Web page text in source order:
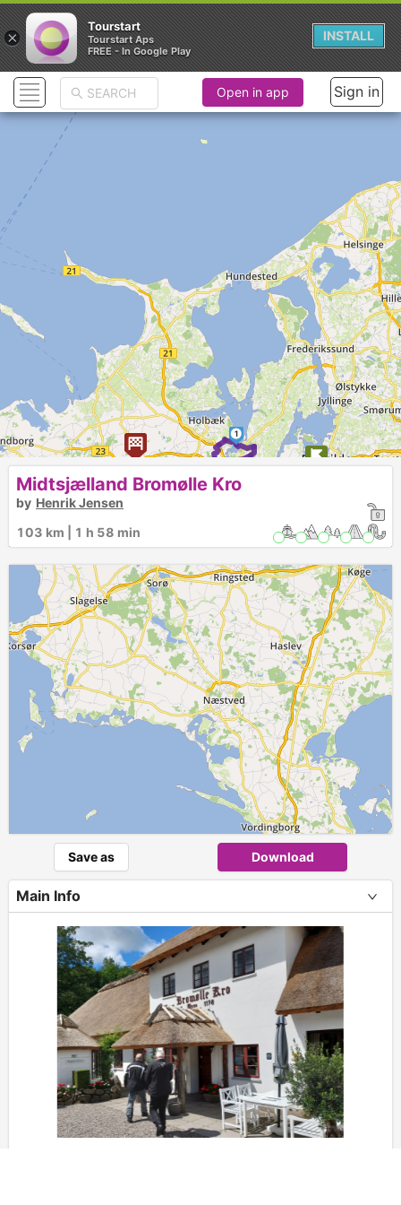
1
2
Leaflet
Open in app Sign in
Midtsjælland Bromølle Kro
by Henrik Jensen
103 km | 1 h 58 min
Save as Download
Main Info
×
Tourstart
Tourstart Aps
FREE - In Google Play
INSTALL